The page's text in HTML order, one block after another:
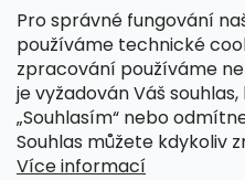
Pro správné fungování
používáme technické
zpracování používáme
je vyžadován Váš
„Souhlasím“ nebo
Souhlas můžete kdykoliv
Více informací
NIVEA MEN
NIVEA SUN
NO STRESS
NOHEL
NORDICS